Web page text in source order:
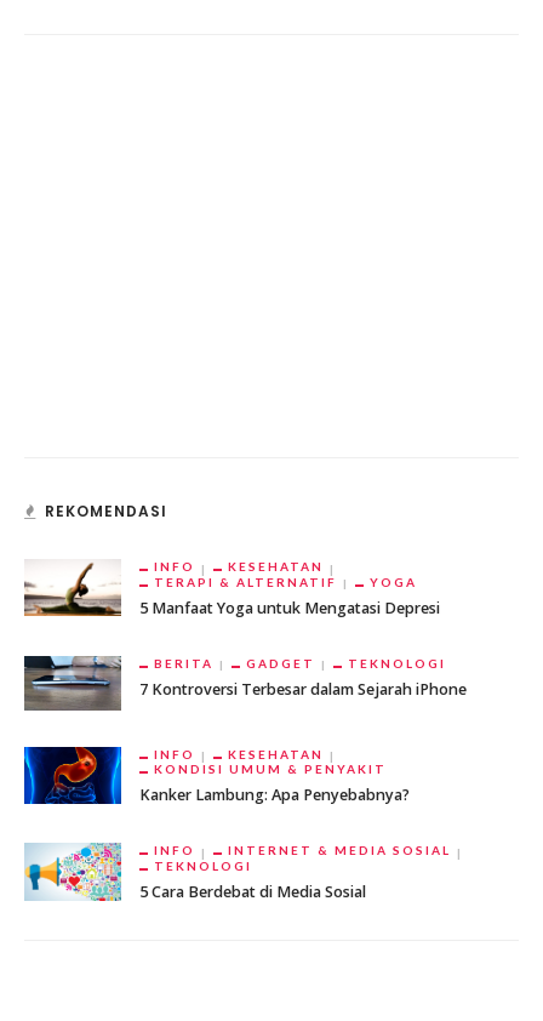
REKOMENDASI
INFO
KESEHATAN
TERAPI & ALTERNATIF
YOGA
5 Manfaat Yoga untuk Mengatasi Depresi
BERITA GADGET TEKNOLOGI
7 Kontroversi Terbesar dalam Sejarah iPhone
INFO
KESEHATAN
KONDISI UMUM & PENYAKIT
Kanker Lambung: Apa Penyebabnya?
INFO
INTERNET & MEDIA SOSIAL
TEKNOLOGI
5 Cara Berdebat di Media Sosial